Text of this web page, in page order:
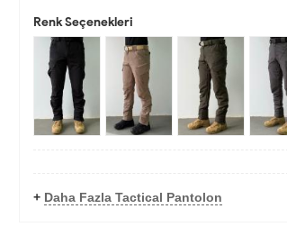
Renk Seçenekleri
+ Daha Fazla Tactical Pantolon